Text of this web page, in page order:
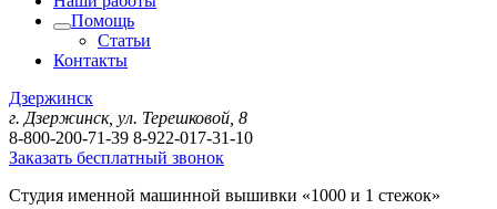
Помощь
Статьи
Контакты
Дзержинск
г. Дзержинск, ул. Терешковой, 8
8-800-200-71-39 8-922-017-31-10
Заказать бесплатный звонок
Студия именной машинной вышивки «1000 и 1 стежок»